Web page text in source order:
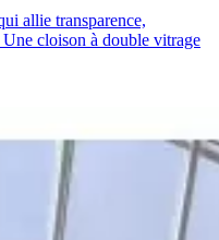
allie transparence,
cloison à double vitrage